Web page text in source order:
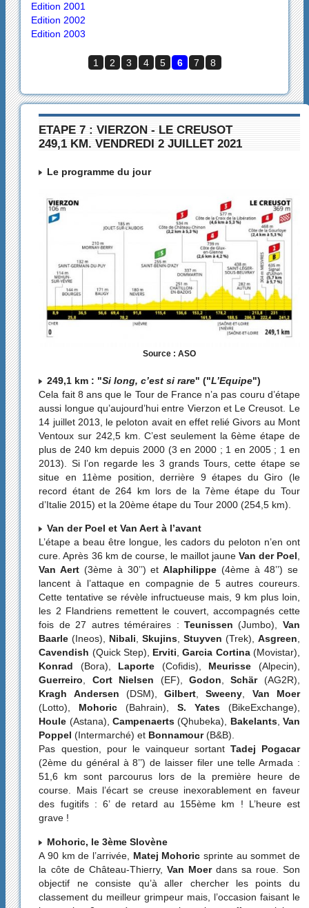
Edition 2001
Edition 2002
Edition 2003
1 2 3 4 5 6 7 8
ETAPE 7 : VIERZON - LE CREUSOT
249,1 KM. VENDREDI 2 JUILLET 2021
Le programme du jour
Source : ASO
249,1 km : "Si long, c’est si rare" ("L’Equipe")
Cela fait 8 ans que le Tour de France n’a pas couru d’étape
aussi longue qu’aujourd’hui entre Vierzon et Le Creusot. Le
14 juillet 2013, le peloton avait en effet relié Givors au Mont
Ventoux sur 242,5 km. C’est seulement la 6ème étape de
plus de 240 km depuis 2000 (3 en 2000 ; 1 en 2005 ; 1 en
2013). Si l’on regarde les 3 grands Tours, cette étape se
situe en 11ème position, derrière 9 étapes du Giro (le
record étant de 264 km lors de la 7ème étape du Tour
d’Italie 2015) et la 20ème étape du Tour 2000 (254,5 km).
Van der Poel et Van Aert à l’avant
L’étape a beau être longue, les cadors du peloton n’en ont
cure. Après 36 km de course, le maillot jauneVan der Poel,
Van Aert (3ème à 30’’) et Alaphilippe (4ème à 48’’) se
lancent à l’attaque en compagnie de 5 autres coureurs.
Cette tentative se révèle infructueuse mais, 9 km plus loin,
les 2 Flandriens remettent le couvert, accompagnés cette
fois de 27 autres téméraires : Teunissen (Jumbo), Van
Baarle (Ineos), Nibali,Skujins,Stuyven (Trek), Asgreen,
Cavendish (Quick Step), Erviti,Garcia Cortina(Movistar),
Konrad (Bora), Laporte (Cofidis), Meurisse (Alpecin),
Guerreiro, Cort Nielsen (EF),Godon, Schär(AG2R),
Kragh Andersen (DSM),Gilbert,Sweeny, Van Moer
(Lotto), Mohoric (Bahrain),S. Yates(BikeExchange),
Houle (Astana), Campenaerts (Qhubeka), Bakelants, Van
Poppel (Intermarché) et Bonnamour(B&B).
Pas question, pour le vainqueur sortant Tadej Pogacar
(2ème du général à 8’’) de laisser filer une telle Armada :
51,6 km sont parcourus lors de la première heure de
course. Mais l’écart se creuse inexorablement en faveur
des fugitifs : 6’ de retard au 155ème km ! L’heure est
grave !
Mohoric, le 3ème Slovène
A 90 km de l’arrivée, Matej Mohoric sprinte au sommet de
la côte de Château-Thierry, Van Moerdans sa roue. Son
objectif ne consiste qu’à aller chercher les points du
classement du meilleur grimpeur mais, l’occasion faisant le